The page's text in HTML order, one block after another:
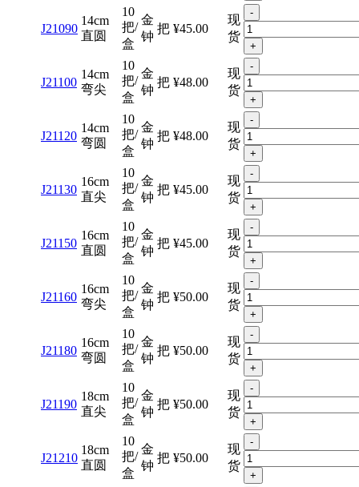
J21090
14cm
直圆
10
把/
盒
金
钟
把 ¥45.00
现
货
-
+
J21100
14cm
弯尖
10
把/
盒
金
钟
把 ¥48.00
现
货
-
+
J21120
14cm
弯圆
10
把/
盒
金
钟
把 ¥48.00
现
货
-
+
J21130
16cm
直尖
10
把/
盒
金
钟
把 ¥45.00
现
货
-
+
J21150
16cm
直圆
10
把/
盒
金
钟
把 ¥45.00
现
货
-
+
J21160
16cm
弯尖
10
把/
盒
金
钟
把 ¥50.00
现
货
-
+
J21180
16cm
弯圆
10
把/
盒
金
钟
把 ¥50.00
现
货
-
+
J21190
18cm
直尖
10
把/
盒
金
钟
把 ¥50.00
现
货
-
+
J21210
18cm
直圆
10
把/
盒
金
钟
把 ¥50.00
现
货
-
+